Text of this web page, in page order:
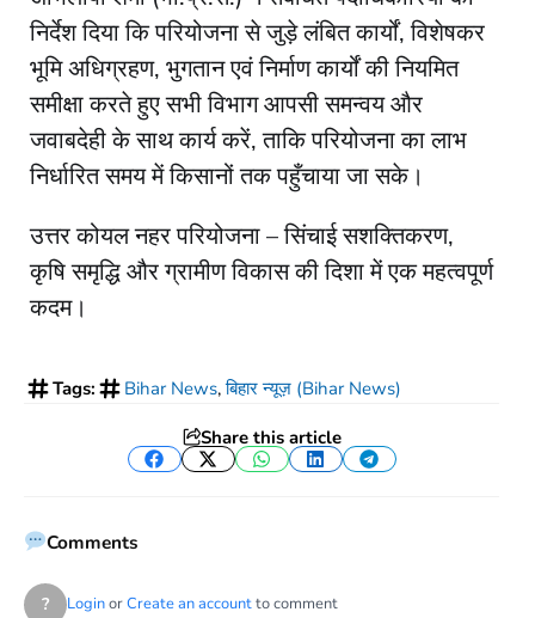
निर्देश दिया कि परियोजना से जुड़े लंबित कार्यों, विशेषकर
भूमि अधिग्रहण, भुगतान एवं निर्माण कार्यों की नियमित
समीक्षा करते हुए सभी विभाग आपसी समन्वय और
जवाबदेही के साथ कार्य करें, ताकि परियोजना का लाभ
निर्धारित समय में किसानों तक पहुँचाया जा सके।
उत्तर कोयल नहर परियोजना – सिंचाई सशक्तिकरण,
कृषि समृद्धि और ग्रामीण विकास की दिशा में एक महत्वपूर्ण
कदम।
Tags: Bihar News,बिहार न्यूज़ (Bihar News)
Share this article
Facebook
TwitterWhatsApp
LinkedInTelegram
Comments
? LoginorCreate an accountto comment